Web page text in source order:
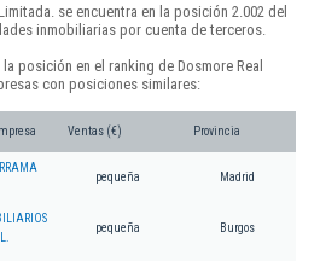
se encuentra en la posición 2.002 del
inmobiliarias por cuenta de terceros.
posición en el ranking de Dosmore Real
con posiciones similares:
Ventas (€) Provincia
pequeña Madrid
pequeña Burgos